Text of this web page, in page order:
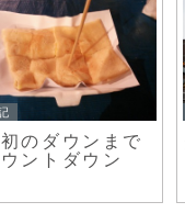
のダウンまで
ントダウン